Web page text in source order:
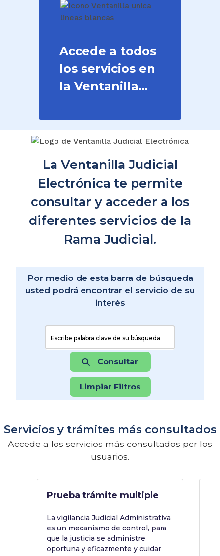
Accede a todos
los servicios en
la Ventanilla
La Ventanilla Judicial
Electrónica te permite
consultar y acceder a los
diferentes servicios de la
Rama Judicial.
Por medio de esta barra de búsqueda
usted podrá encontrar el servicio de su
interés
Consultar
Limpiar Filtros
Servicios y trámites más consultados
Accede a los servicios más consultados por los
usuarios.
Prueba trámite multiple
La vigilancia Judicial Administrativa
es un mecanismo de control, para
que la justicia se administre
oportuna y eficazmente y cuidar